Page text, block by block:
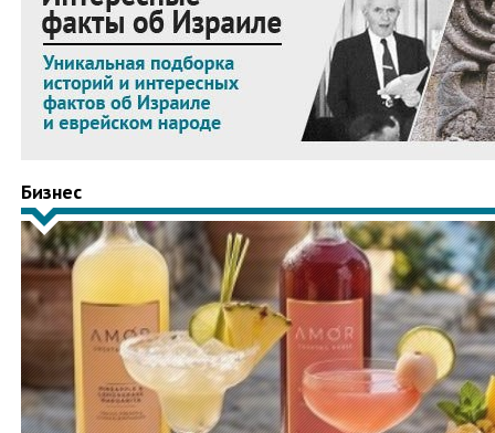
Бизнес